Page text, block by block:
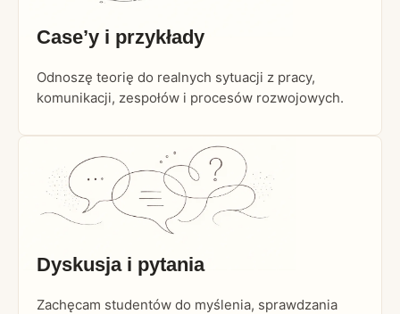
Case’y i przykłady
Odnoszę teorię do realnych sytuacji z pracy,
komunikacji, zespołów i procesów rozwojowych.
Dyskusja i pytania
Zachęcam studentów do myślenia, sprawdzania